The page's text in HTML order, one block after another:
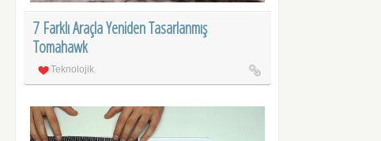
7 Farklı Araçla Yeniden Tasarlanmış
Tomahawk
Teknolojik